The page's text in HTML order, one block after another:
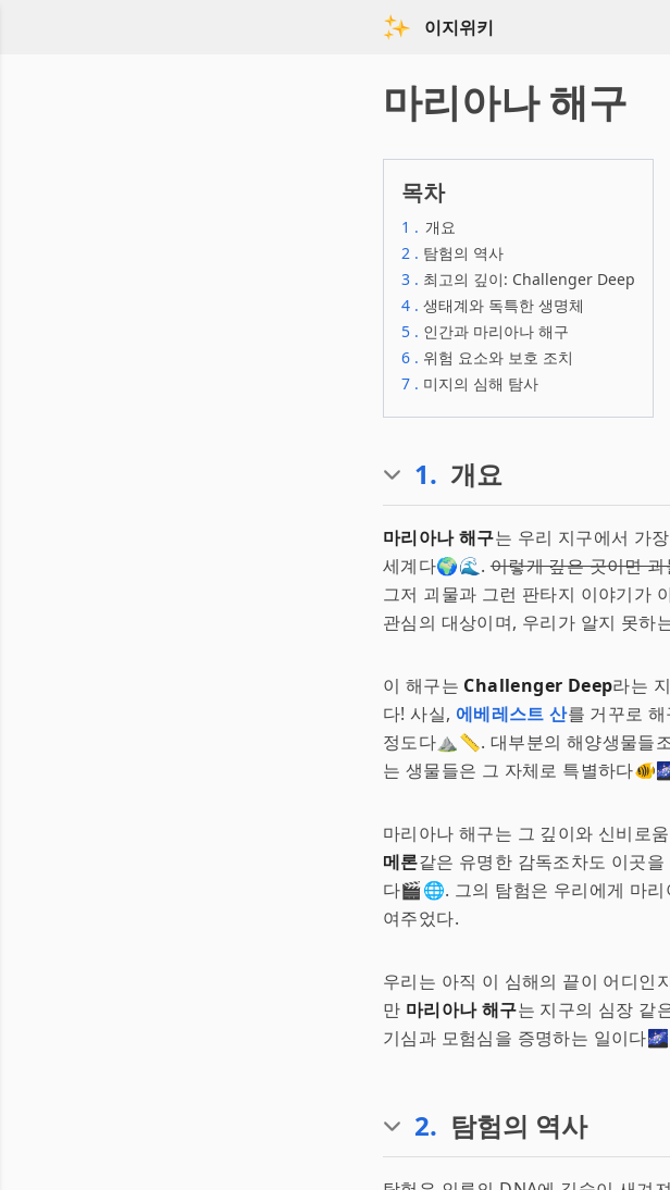
이지위키
마리아나 해구
목차
1 . 개요
2 . 탐험의 역사
3 . 최고의 깊이: Challenger Deep
4 . 생태계와 독특한 생명체
5 . 인간과 마리아나 해구
6 . 위험 요소와 보호 조치
7 . 미지의 심해 탐사
1. 개요
마리아나 해구는 우리 지구에서 가
세계다🌍🌊.이렇게 깊은 곳이면
그저 괴물과 그런 판타지 이야기가
관심의 대상이며, 우리가 알지 못
이 해구는 Challenger Deep라는
다! 사실, 에베레스트 산를 거꾸로
정도다⛰️📏. 대부분의 해양생물들
는 생물들은 그 자체로 특별하다
마리아나 해구는 그 깊이와 신비로
메론같은 유명한 감독조차도 이곳
다🎬🌐. 그의 탐험은 우리에게 마
여주었다.
우리는 아직 이 심해의 끝이 어디인
만 마리아나 해구는 지구의 심장 같
기심과 모험심을 증명하는 일이다
2. 탐험의 역사